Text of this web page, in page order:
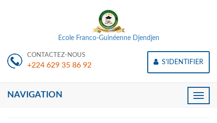
Ecole Franco-Guinéenne Djendjen
CONTACTEZ-NOUS
+224 629 35 86 92 S'IDENTIFIER
Toggle
NAVIGATION